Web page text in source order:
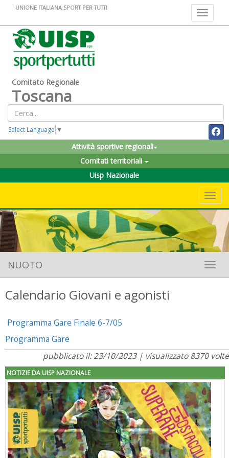
Toggle
UNIONE ITALIANA SPORT PER TUTTI
Comitato Regionale
Toscana
Select Language ▼
Attività sportive regionali
Comitati territoriali
Uisp Nazionale
NUOTO
Calendario Giovani e agonisti
Programma Gare Finale 6-7/05
Programma Gare
pubblicato il: 23/10/2023 | visualizzato 8370 volte
NOTIZIE DA UISP NAZIONALE